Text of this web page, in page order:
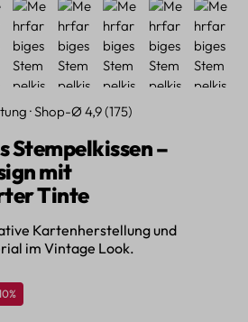
· Shop-Ø 4,9 (175)
Stempelkissen –
mit
Tinte
Kartenherstellung und
im Vintage Look.
Preis: